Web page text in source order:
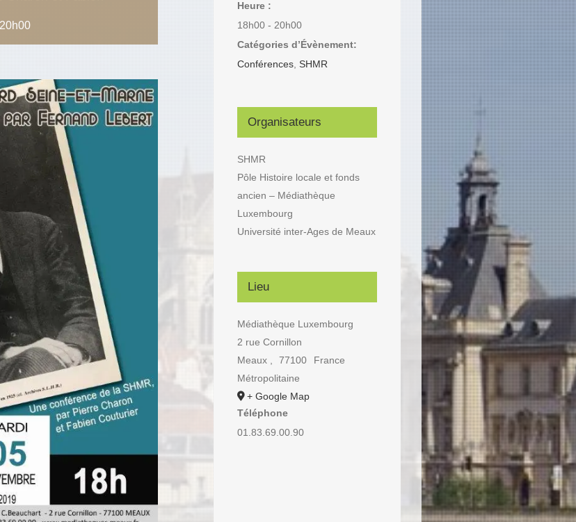
20h00
Heure :
18h00 - 20h00
Catégories d’Évènement:
Conférences, SHMR
Organisateurs
SHMR
Pôle Histoire locale et fonds
ancien – Médiathèque
Luxembourg
Université inter-Ages de Meaux
Lieu
Médiathèque Luxembourg
2 rue Cornillon
Meaux
77100
France
Métropolitaine
+ Google Map
Téléphone
01.83.69.00.90